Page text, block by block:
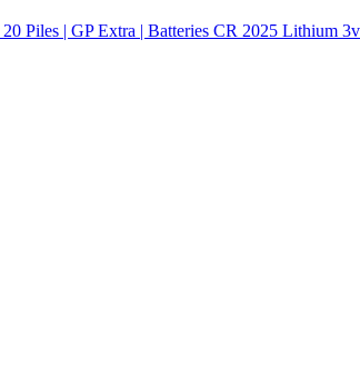
Piles | GP Extra | Batteries CR 2025 Lithium